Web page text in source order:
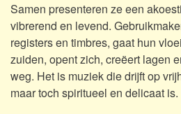
Samen presenteren ze een
vibrerend en levend.
registers en timbres, gaat hun
zuiden, opent zich, creëert lagen
weg. Het is muziek die drijft op
maar toch spiritueel en delicaat is.